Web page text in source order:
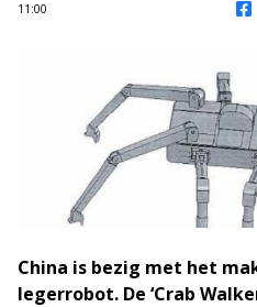
11:00
China is bezig met het
legerrobot. De ‘Crab